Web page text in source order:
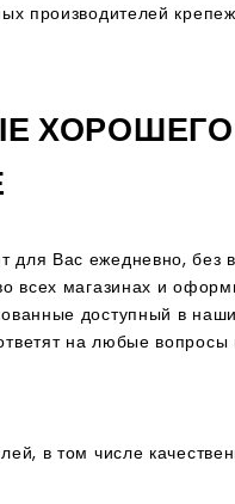
производителей
ХОРОШЕГО
Вас ежедневно,
всех магазинах и
доступный в
на любые вопросы
в том числе